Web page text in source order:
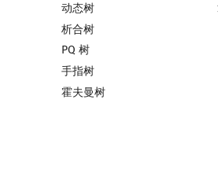
左偏红黑树
AA 树
动态树
Link Cut Tree
全局平衡二叉树
Euler Tour Tree
Top Tree
析合树
PQ 树
手指树
霍夫曼树